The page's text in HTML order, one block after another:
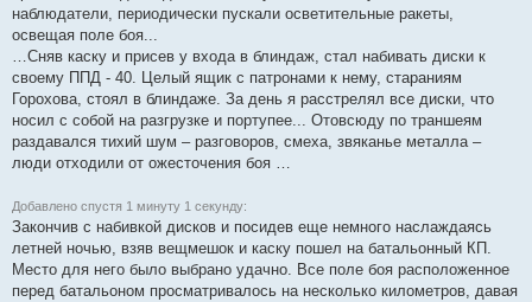
наблюдатели, периодически пускали осветительные ракеты,
освещая поле боя...
…Сняв каску и присев у входа в блиндаж, стал набивать диски к
своему ППД - 40. Целый ящик с патронами к нему, стараниям
Горохова, стоял в блиндаже. За день я расстрелял все диски, что
носил с собой на разгрузке и портупее... Отовсюду по траншеям
раздавался тихий шум – разговоров, смеха, звяканье металла –
люди отходили от ожесточения боя …
Добавлено спустя 1 минуту 1 секунду:
Закончив с набивкой дисков и посидев еще немного наслаждаясь
летней ночью, взяв вещмешок и каску пошел на батальонный КП.
Место для него было выбрано удачно. Все поле боя расположенное
перед батальоном просматривалось на несколько километров, давая